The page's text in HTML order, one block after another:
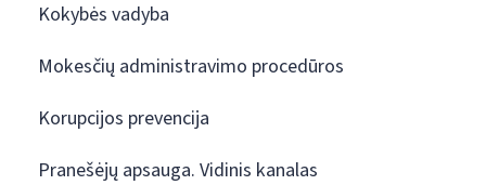
Kokybės vadyba
Mokesčių administravimo procedūros
Korupcijos prevencija
Pranešėjų apsauga. Vidinis kanalas